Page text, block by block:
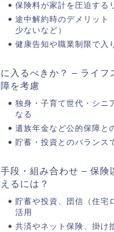
保険料が家計を圧迫する
途中解約時のデメリット
少ないなど）
健康告知や職業制限で入
入るべきか？ – ライフ
を考慮
独身・子育て世代・シニ
なる
遺族年金など公的保障と
貯蓄・投資とのバランス
段・組み合わせ – 保険
るには？
貯蓄や投資、団信（住宅
活用
共済やネット保険、掛け